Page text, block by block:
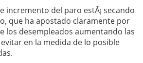
incremento del paro estÃ¡ secando
que ha apostado claramente por
los desempleados aumentando las
en la medida de lo posible